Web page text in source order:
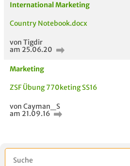
Aktuelle Gespräche
International Marketing
Country Notebook.docx
von Tigdir
am 25.06.20
Marketing
ZSF Übung 770keting SS16
von Cayman_S
am 21.09.16